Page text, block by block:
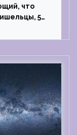
что
5
лжи